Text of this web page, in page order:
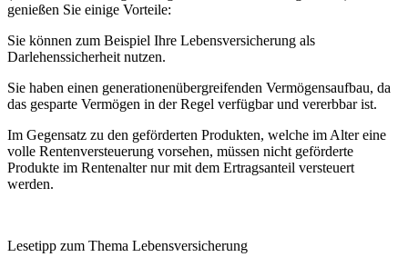
genießen Sie einige Vorteile:
Sie können zum Beispiel Ihre Lebensversicherung als
Darlehenssicherheit nutzen.
Sie haben einen generationenübergreifenden Vermögensaufbau, da
das gesparte Vermögen in der Regel verfügbar und vererbbar ist.
Im Gegensatz zu den geförderten Produkten, welche im Alter eine
volle Rentenversteuerung vorsehen, müssen nicht geförderte
Produkte im Rentenalter nur mit dem Ertragsanteil versteuert
werden.
Lesetipp zum Thema Lebensversicherung